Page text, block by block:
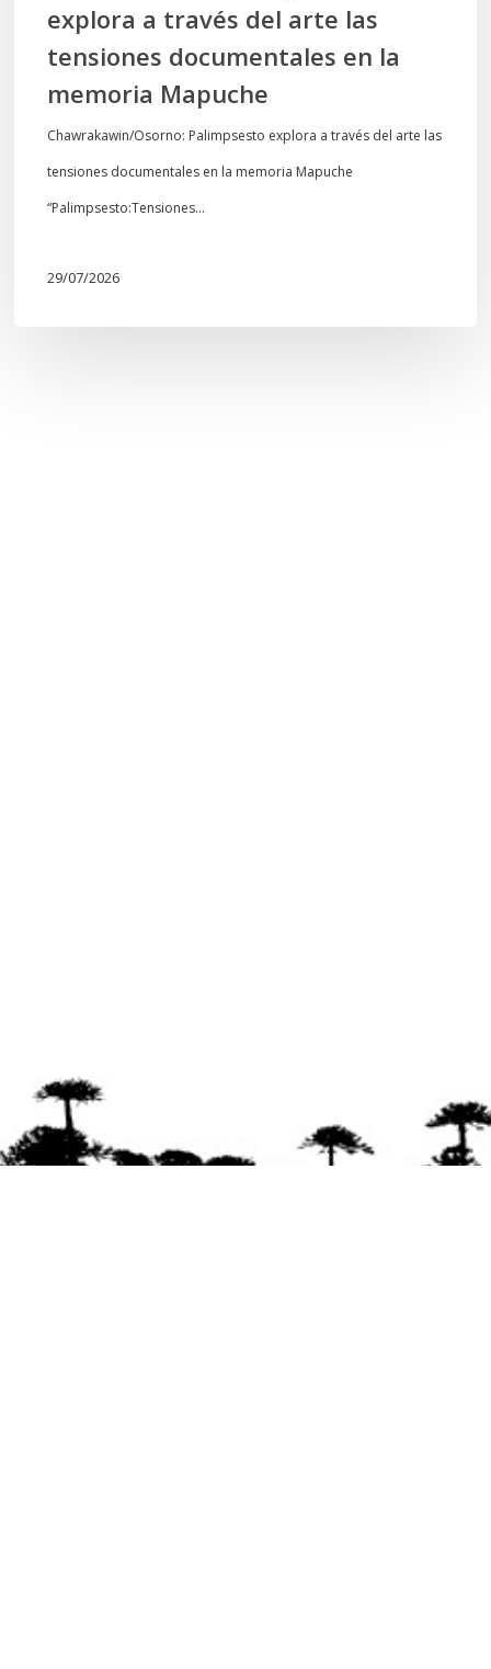
memoria
Mapuche
explora a través del arte las
tensiones documentales en la
memoria Mapuche
Chawrakawin/Osorno: Palimpsesto explora a través del arte las
tensiones documentales en la memoria Mapuche
“Palimpsesto:Tensiones…
29/07/2026